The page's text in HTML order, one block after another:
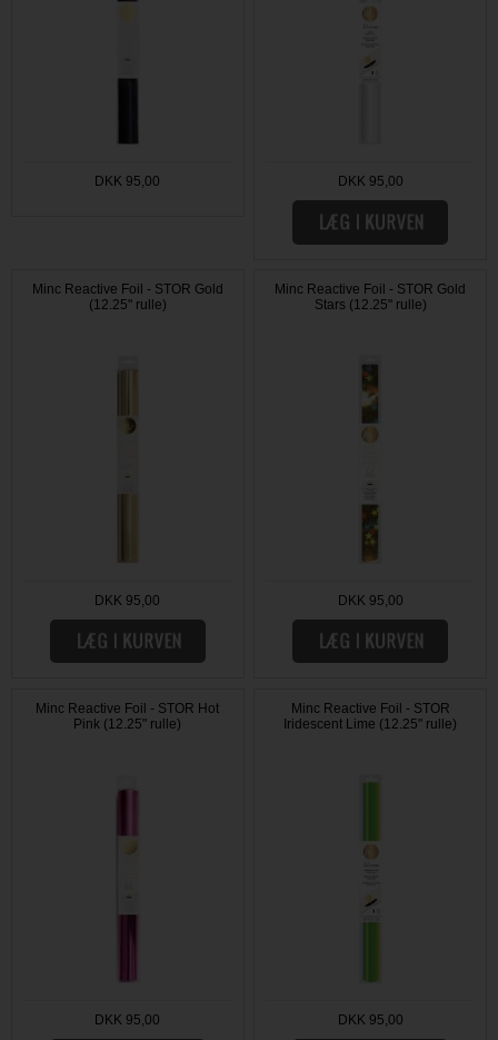
DKK 95,00 DKK 95,00
Minc Reactive Foil - STOR Gold
(12.25" rulle)
DKK 95,00
Minc Reactive Foil - STOR Gold
Stars (12.25" rulle)
DKK 95,00
Minc Reactive Foil - STOR Hot
Pink (12.25" rulle)
DKK 95,00
Minc Reactive Foil - STOR
Iridescent Lime (12.25" rulle)
DKK 95,00